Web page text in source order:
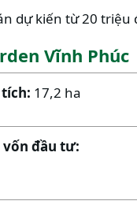
dự kiến từ 20 triệu
Vĩnh Phúc
17,2 ha
đầu tư: